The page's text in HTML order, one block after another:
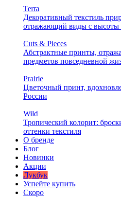
Terra
Декоративный текстиль
отражающий виды с высоты
Cuts & Pieces
Абстрактные принты,
предметов повседневной
Prairie
Цветочный принт,
России
Wild
Тропический колорит:
оттенки текстиля
О бренде
Блог
Новинки
Акции
Лукбук
Успейте купить
Скоро